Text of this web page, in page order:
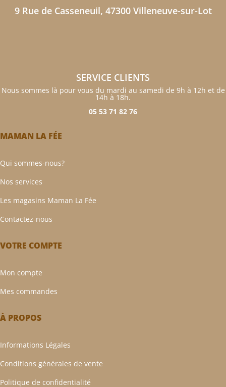
9 Rue de Casseneuil, 47300 Villeneuve-sur-Lot
SERVICE CLIENTS
Nous sommes là pour vous du mardi au samedi de 9h à 12h et de
14h à 18h.
05 53 71 82 76
MAMAN LA FÉE
Qui sommes-nous?
Nos services
Les magasins Maman La Fée
Contactez-nous
VOTRE COMPTE
Mon compte
Mes commandes
À PROPOS
Informations Légales
Conditions générales de vente
Politique de confidentialité